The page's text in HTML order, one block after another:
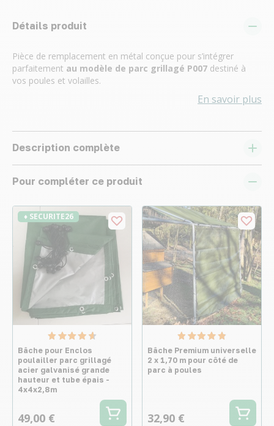
Détails produit
Pièce de remplacement en métal conçue pour s’intégrer
parfaitement au modèle de parc grillagé P007 destiné à
vos poules et volailles.
En savoir plus
Description complète
Pour compléter ce produit
♦ SECURITE26
Bâche pour Enclos
poulailler parc grillagé
acier galvanisé grande
hauteur et tube épais -
4x4x2,8m
49,00 €
Bâche Premium universelle
2 x 1,70 m pour côté de
parc à poules
32,90 €